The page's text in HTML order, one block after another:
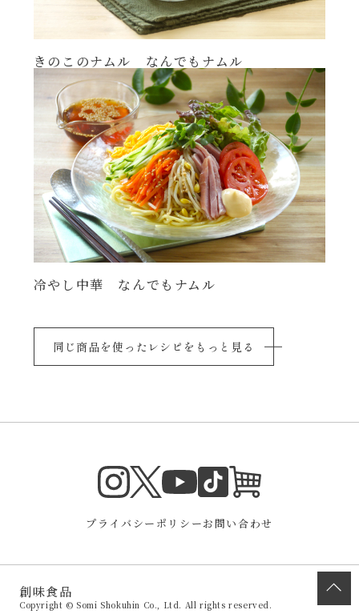
きのこのナムル なんでもナムル
冷やし中華 なんでもナムル
同じ商品を使ったレシピをもっと見る
Instagram
TwitterYouTube
TikTok
プライバシーポリシーお問い合わせ
創味食品
Copyright © Somi Shokuhin Co., Ltd. All rights reserved.